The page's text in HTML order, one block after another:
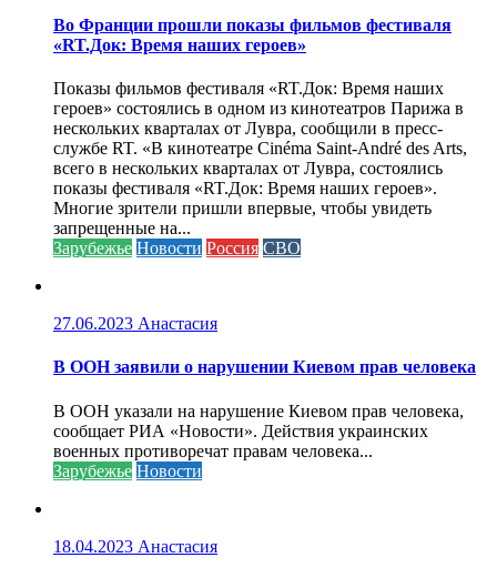
Во Франции прошли показы фильмов фестиваля
«RT.Док: Время наших героев»
Показы фильмов фестиваля «RT.Док: Время наших
героев» состоялись в одном из кинотеатров Парижа в
нескольких кварталах от Лувра, сообщили в пресс-
службе RT. «В кинотеатре Cinéma Saint-André des Arts,
всего в нескольких кварталах от Лувра, состоялись
показы фестиваля «RT.Док: Время наших героев».
Многие зрители пришли впервые, чтобы увидеть
запрещенные на...
Зарубежье Новости Россия СВО
27.06.2023 Анастасия
В ООН заявили о нарушении Киевом прав человека
В ООН указали на нарушение Киевом прав человека,
сообщает РИА «Новости». Действия украинских
военных противоречат правам человека...
Зарубежье Новости
18.04.2023 Анастасия